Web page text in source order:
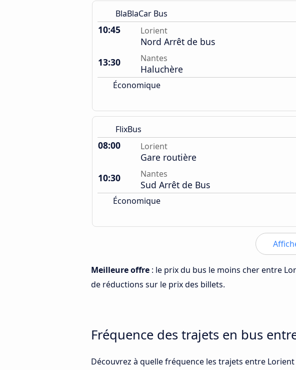
BlaBlaCar Bus
10:45 Lorient
Nord Arrêt de bus
13:30
Nantes
Haluchère
Économique
FlixBus
08:00 Lorient
Gare routière
10:30
Nantes
Sud Arrêt de Bus
Économique
Meilleure offre : le prix du bus le moins cher entre
de réductions sur le prix des billets.
Fréquence des trajets en bus
Découvrez à quelle fréquence les trajets entre